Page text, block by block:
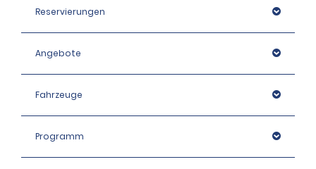
Reservierungen
Angebote
Fahrzeuge
Programm